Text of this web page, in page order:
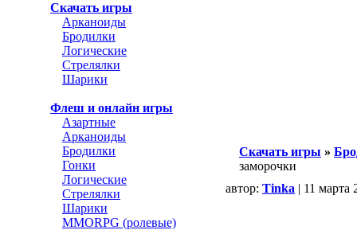
Скачать игры
Арканоиды
Бродилки
Логические
Стрелялки
Шарики
Флеш и онлайн игры
Азартные
Арканоиды
Бродилки
Гонки
Логические
Стрелялки
Шарики
MMORPG (ролевые)
Скачать игры »
заморочки
автор: Tinka | 11 марта